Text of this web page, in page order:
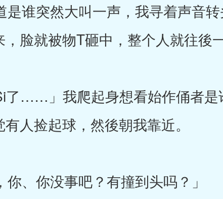
谁突然大叫一声，我寻着声音
，脸就被物T砸中，整个人就往後一
……」我爬起身想看始作俑者是
人捡起球，然後朝我靠近。
、你没事吧？有撞到头吗？」